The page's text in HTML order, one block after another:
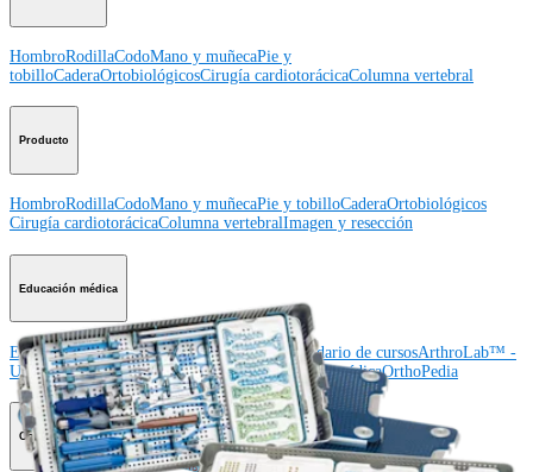
HombroRodillaCodoMano y muñecaPie y
tobilloCaderaOrtobiológicosCirugía cardiotorácicaColumna vertebral
Producto
HombroRodillaCodoMano y muñecaPie y tobilloCaderaOrtobiológicos
Cirugía cardiotorácicaColumna vertebralImagen y resección
Educación médica
Educación médicaDescripción de cursosCalendario de cursosArthroLab™ -
UbicacionesNuestro departamento de educación médicaOrthoPedia
Corporación